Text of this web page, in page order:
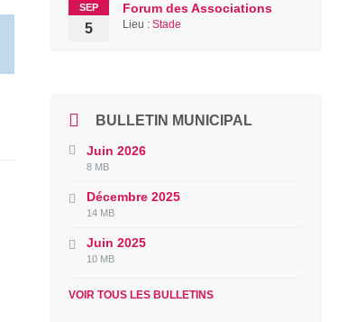
SEP
5
Forum des Associations
Lieu :Stade
BULLETIN MUNICIPAL
Juin 2026
File
pdf
File
8 MB
Décembre 2025
File
pdf
File
14 MB
Juin 2025
File
pdf
File
10 MB
VOIR TOUS LES BULLETINS